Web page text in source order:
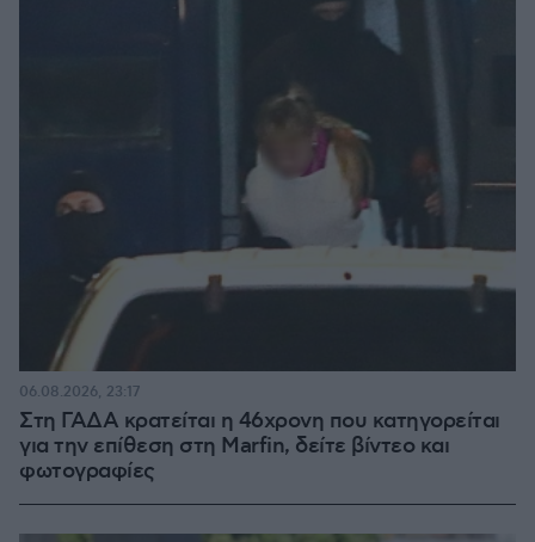
Στη ΓΑΔΑ κρατείται η 46χρονη που κατηγορείται
για την επίθεση στη Marfin, δείτε βίντεο και
φωτογραφίες
06.08.2026, 23:17